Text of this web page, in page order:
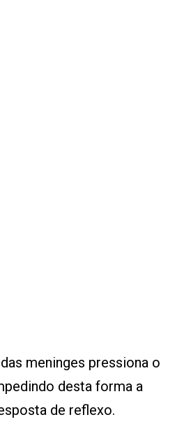
meninges pressiona o
desta forma a
de reflexo.